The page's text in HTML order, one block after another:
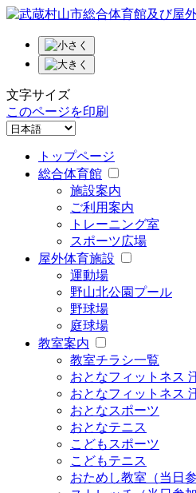
文字サイズ
このページを印刷
トップページ
総合体育館
施設案内
ご利用案内
トレーニング室
スポーツ広場
屋外体育施設
運動場
野山北公園プール
野球場
庭球場
教室案内
教室チラシ一覧
おとなフィットネス
おとなフィットネス
おとなスポーツ
おとなテニス
こどもスポーツ
こどもテニス
おためし教室（当日参